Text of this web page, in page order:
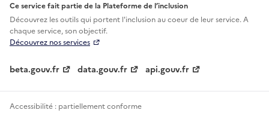
Ce service fait partie de la Plateforme de l’inclusion
Découvrez les outils qui portent l'inclusion aucoeur de leur service. A
chaque service, son objectif.
Découvrez nos services
beta.gouv.fr data.gouv.fr api.gouv.fr
Accessibilité : partiellement conforme